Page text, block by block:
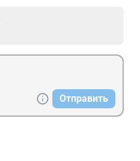
Отправить